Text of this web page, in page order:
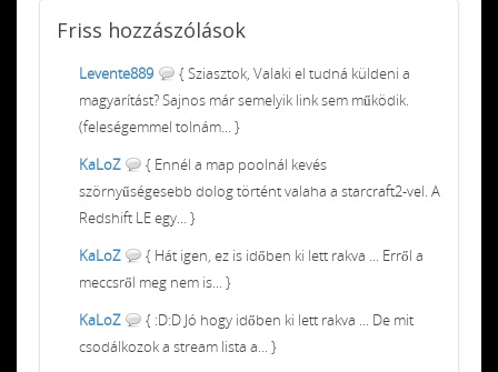
Friss hozzászólások
Levente889
{ Sziasztok, Valaki el tudná küldeni a
magyarítást? Sajnos már semelyik link sem működik.
(feleségemmel tolnám... }
KaLoZ
{ Ennél a map poolnál kevés
szörnyűségesebb dolog történt valaha a starcraft2-vel. A
Redshift LE egy... }
KaLoZ
{ Hát igen, ez is időben ki lett rakva ... Erről a
meccsről meg nem is... }
KaLoZ
{ :D:D Jó hogy időben ki lett rakva ... De mit
csodálkozok a stream lista a... }